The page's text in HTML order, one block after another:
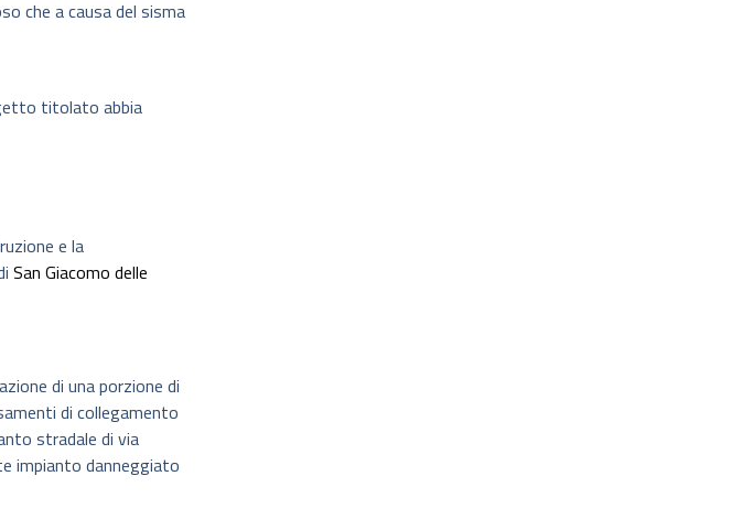
che a causa del sisma
titolato abbia
e la
San Giacomo delle
di una porzione di
di collegamento
stradale di via
impianto danneggiato